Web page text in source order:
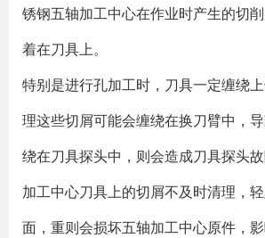
锈钢五轴加工中心在作业时产生的切
着在刀具上。
特别是进行孔加工时，刀具一定缠绕
理这些切屑可能会缠绕在换刀臂中，
绕在刀具探头中，则会造成刀具探头
加工中心刀具上的切屑不及时清理，
面，重则会损坏五轴加工中心原件，